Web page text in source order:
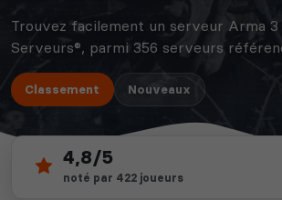
Trouvez facilement un serveur Arma 3
Serveurs®, parmi 356 serveurs
Classement Nouveaux
356
serveurs actifs
depuis 2012
14 ans d'expertise
3 500
4,8/5
noté par 422 joueurs